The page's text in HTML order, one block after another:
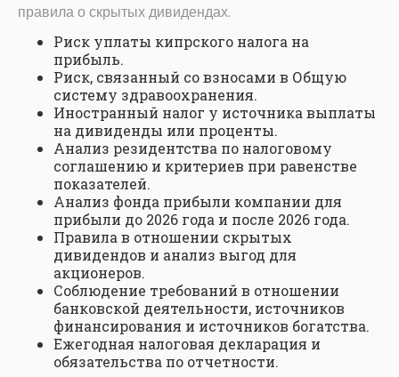
правила о скрытых дивидендах.
Риск уплаты кипрского налога на
прибыль.
Риск, связанный со взносами в Общую
систему здравоохранения.
Иностранный налог у источника выплаты
на дивиденды или проценты.
Анализ резидентства по налоговому
соглашению и критериев при равенстве
показателей.
Анализ фонда прибыли компании для
прибыли до 2026 года и после 2026 года.
Правила в отношении скрытых
дивидендов и анализ выгод для
акционеров.
Соблюдение требований в отношении
банковской деятельности, источников
финансирования и источников богатства.
Ежегодная налоговая декларация и
обязательства по отчетности.